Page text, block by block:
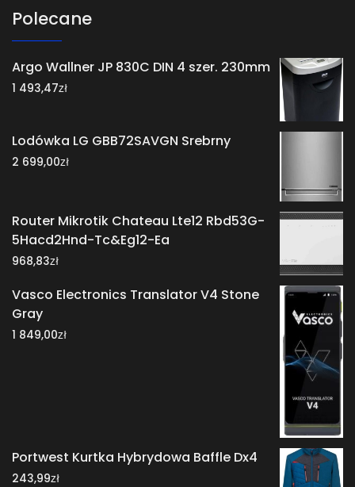
Polecane
Argo Wallner JP 830C DIN 4 szer. 230mm
1 493,47zł
Lodówka LG GBB72SAVGN Srebrny
2 699,00zł
Router Mikrotik Chateau Lte12 Rbd53G-
5Hacd2Hnd-Tc&Eg12-Ea
968,83zł
Vasco Electronics Translator V4 Stone
Gray
1 849,00zł
Portwest Kurtka Hybrydowa Baffle Dx4
243,99zł